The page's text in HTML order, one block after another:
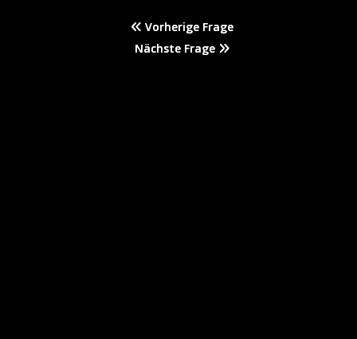
Vorherige Frage
Nächste Frage